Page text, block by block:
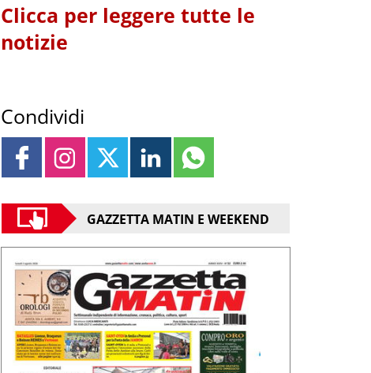
Clicca per leggere tutte le
notizie
Condividi
GAZZETTA MATIN E WEEKEND